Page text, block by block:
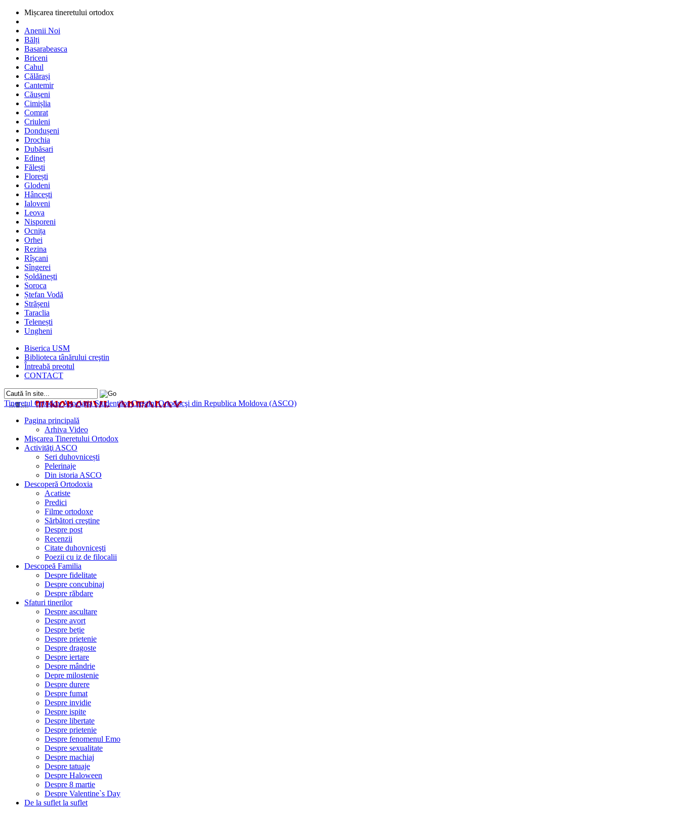
Mișcarea tineretului ortodox
Anenii Noi
Bălți
Basarabeasca
Briceni
Cahul
Călărași
Cantemir
Căușeni
Cimișlia
Comrat
Criuleni
Dondușeni
Drochia
Dubăsari
Edineț
Fălești
Florești
Glodeni
Hâncești
Ialoveni
Leova
Nisporeni
Ocnița
Orhei
Rezina
Rîșcani
Sîngerei
Șoldănești
Soroca
Ștefan Vodă
Strășeni
Taraclia
Telenești
Ungheni
Biserica USM
Biblioteca tânărului creştin
Întreabă preotul
CONTACT
Tineretul OrtodoxAsociaţia Studenţilor Creştini Ortodocşi din Republica Moldova (ASCO)
Pagina principală
Arhiva Video
Mișcarea Tineretului Ortodox
Activităţi ASCO
Seri duhovnicești
Pelerinaje
Din istoria ASCO
Descoperă Ortodoxia
Acatiste
Predici
Filme ortodoxe
Sărbători creştine
Despre post
Recenzii
Citate duhovniceşti
Poezii cu iz de filocalii
Descopeă Familia
Despre fidelitate
Despre concubinaj
Despre răbdare
Sfaturi tinerilor
Despre ascultare
Despre avort
Despre beție
Despre prietenie
Despre dragoste
Despre iertare
Despre mândrie
Depre milostenie
Despre durere
Despre fumat
Despre invidie
Despre ispite
Despre libertate
Despre prietenie
Despre fenomenul Emo
Despre sexualitate
Despre machiaj
Despre tatuaje
Despre Haloween
Despre 8 martie
Despre Valentine`s Day
De la suflet la suflet